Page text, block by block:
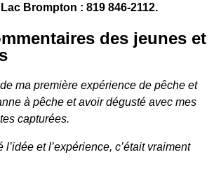
Brompton : 819 846-2112.
des jeunes et
ma première expérience de pêche et
à pêche et avoir dégusté avec mes
capturées.
l’idée et l’expérience, c’était vraiment